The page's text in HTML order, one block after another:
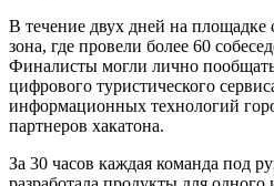
В течение двух дней на площадке
зона, где провели более 60
Финалисты могли лично
цифрового туристического
информационных технологий
партнеров хакатона.
За 30 часов каждая команда под